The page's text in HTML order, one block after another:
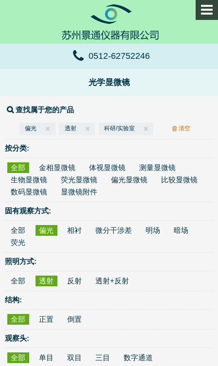
0512-62752246
光学显微镜
查找属于您的产品
偏光 透射 科研/实验室 清空
按分类:
全部 金相显微镜 体视显微镜
测量显微镜
生物显微镜
荧光显微镜 偏光显微镜
比较显微镜
数码显微镜
显微镜附件
固有观察方式:
全部 偏光 相衬 微分干涉差 明场
暗场
荧光
照明方式:
全部 透射 反射 透射+反射
结构:
全部 正置 倒置
观察头:
全部 单目 双目 三目 数字通道